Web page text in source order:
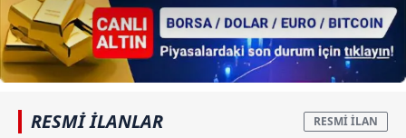
kalemimiz olduğunu sizlere hatırlatmak isteriz.
Her halükârda, kullanıcılar, bu çerezlere izin vermedikleri
takdirde, kullanıcılara hedefli reklamlar
RESMİ İLANLAR